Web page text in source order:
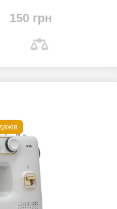
150 грн